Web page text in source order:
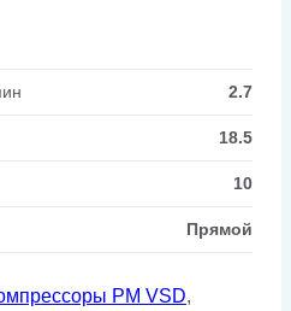
2.7
18.5
10
Прямой
PM VSD,